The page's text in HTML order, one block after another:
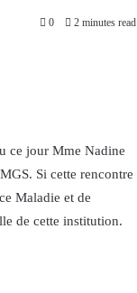
0 2 minutes read
ce jour Mme Nadine
Si cette rencontre
Maladie et de
de cette institution.